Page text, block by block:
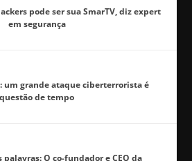
pode ser sua SmarTV, diz expert
em segurança
um grande ataque ciberterrorista é
questão de tempo
palavras: O co-fundador e CEO da